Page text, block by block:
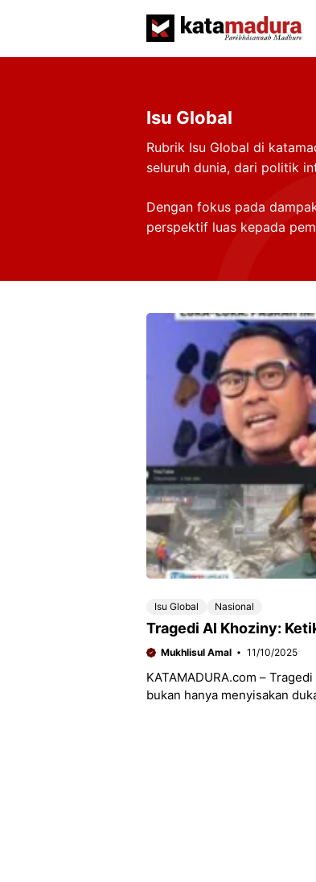
Isu Global
Rubrik Isu Global di
seluruh dunia, dari politik
Dengan fokus pada
perspektif luas kepada
Isu Global Nasional
Tragedi Al Khoziny:
Mukhlisul Amal 11/10/2025
KATAMADURA.com –
bukan hanya menyisakan